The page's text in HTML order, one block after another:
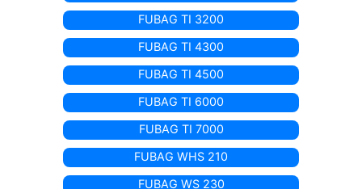
FUBAG TI 3200
FUBAG TI 4300
FUBAG TI 4500
FUBAG TI 6000
FUBAG TI 7000
FUBAG WHS 210
FUBAG WS 230